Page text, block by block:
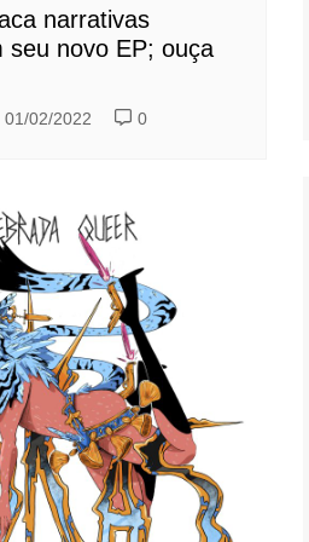
narrativas
seu novo EP; ouça
01/02/2022 0